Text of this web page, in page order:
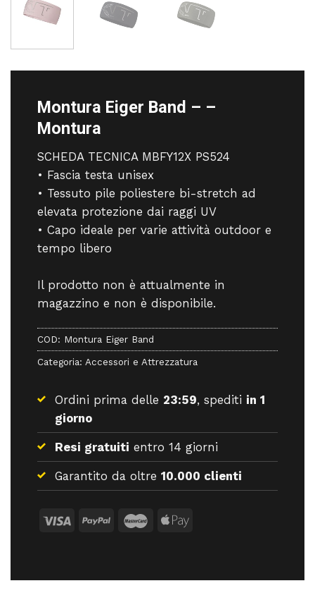
Montura Eiger Band – –
Montura
SCHEDA TECNICA MBFY12X PS524
• Fascia testa unisex
• Tessuto pile poliestere bi-stretch ad
elevata protezione dai raggi UV
• Capo ideale per varie attività outdoor e
tempo libero
Il prodotto non è attualmente in
magazzino e non è disponibile.
COD: Montura Eiger Band
Categoria: Accessori e Attrezzatura
Ordini prima delle 23:59, spediti in 1
giorno
Resi gratuiti entro 14 giorni
Garantito da oltre 10.000 clienti